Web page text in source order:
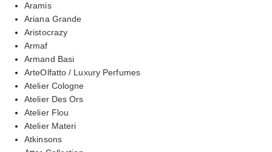
Aramis
Ariana Grande
Aristocrazy
Armaf
Armand Basi
ArteOlfatto / Luxury Perfumes
Atelier Cologne
Atelier Des Ors
Atelier Flou
Atelier Materi
Atkinsons